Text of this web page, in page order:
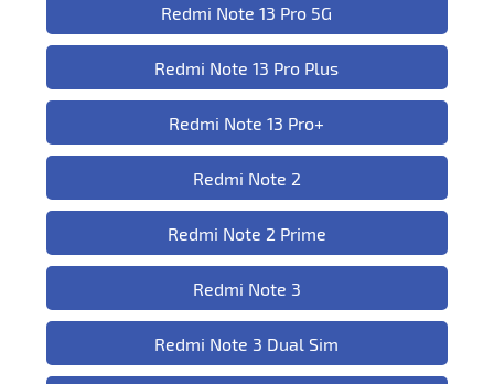
Redmi Note 13 Pro 5G
Redmi Note 13 Pro Plus
Redmi Note 13 Pro+
Redmi Note 2
Redmi Note 2 Prime
Redmi Note 3
Redmi Note 3 Dual Sim